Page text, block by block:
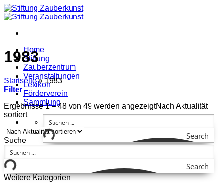
Home
Stiftung
Zauberzentrum
Veranstaltungen
Lexikon
Förderverein
Sammlung
Search
1983
Startseite » 1983
Filter
Ergebnisse 1 – 48 von 49 werden angezeigtNach Aktualität
sortiert
Suche
Search
Weitere Kategorien